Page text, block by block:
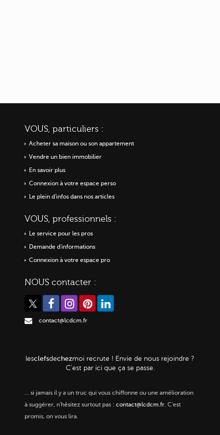
VOUS, particuliers :
Acheter sa maison ou son appartement
Vendre un bien immobilier
En savoir plus
Connexion à votre espace perso
Le plein d'infos dans nos articles
VOUS, professionnels :
Le service pour les pros
Demande d'informations
Connexion à votre espace pro
NOUS contacter :
contact@lcdcm.fr
lesclefsdechezmoi recrute ! Envie de nous rejoindre ?
C'est par ici que ça se passe.
… si jamais il y a un truc qui vous chiffonne ou une amélioration
à suggérer, n'hésitez surtout pas : contact@lcdcm.fr. C'est
promis, on vous lira.